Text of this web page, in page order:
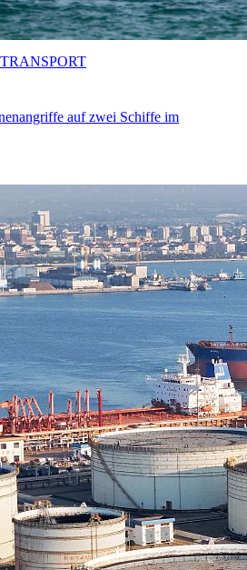
auf zwei Schiffe im